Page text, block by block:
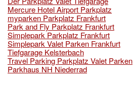
Mercure Hotel Airport Parkplatz
myparken Parkplatz Frankfurt
Park and Fly Parkplatz Frankfurt
Simplepark Parkplatz Frankfurt
Simplepark Valet Parken Frankfurt
Tiefgarage Kelsterbach
Travel Parking Parkplatz Valet Parken
Parkhaus NH Niederrad